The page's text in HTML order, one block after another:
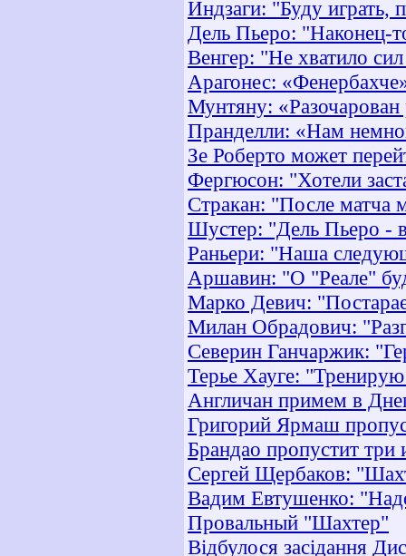
Индзаги: "Буду играть,
Дель Пьеро: "Наконец-
Венгер: "Не хватило
Арагонес:
Мунтяну:
Пранделли: «Нам
Зе Роберто может
Фергюсон: "Хотели
Стракан: "После матча
Шустер: "Дель Пьеро -
Раньери: "Наша
Аршавин: "О "Реале"
Марко Девич:
Милан Обрадович:
Северин Ганчаржик:
Терье Хауге:
Англичан примем в
Григорий Ярмаш
Брандао пропустит три
Сергей Щербаков:
Вадим Евтушенко:
Провальный "Шахтер"
Відбулося засідання